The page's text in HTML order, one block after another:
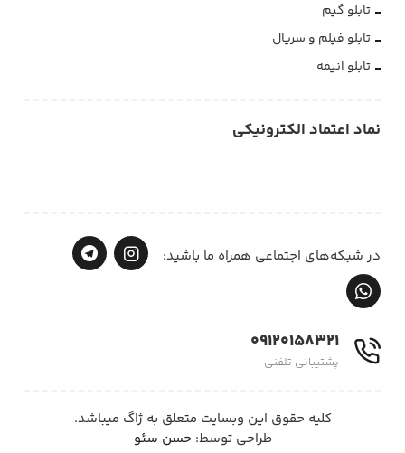
تابلو گیم
تابلو فیلم و سریال
تابلو انیمه
نماد اعتماد الکترونیکی
در شبکه‌های اجتماعی همراه ما باشید:
09120158321
پشتیبانی تلفنی
کلیه حقوق این وبسایت متعلق به ژاگ میباشد.
طراحی توسط: حسن سئو